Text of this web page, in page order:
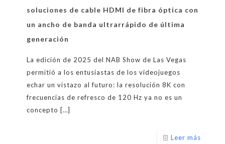
soluciones de cable HDMI de fibra óptica con
un ancho de banda ultrarrápido de última
generación
La edición de 2025 del NAB Show de Las Vegas
permitió a los entusiastas de los videojuegos
echar un vistazo al futuro: la resolución 8K con
frecuencias de refresco de 120 Hz ya no es un
concepto […]
Leer más